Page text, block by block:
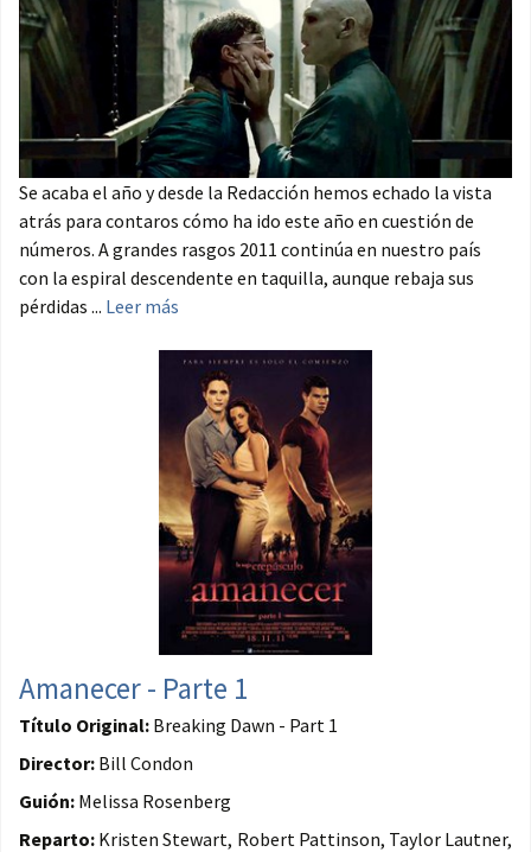
Se acaba el año y desde la Redacción hemos echado la vista
atrás para contaros cómo ha ido este año en cuestión de
números. A grandes rasgos 2011 continúa en nuestro país
con la espiral descendente en taquilla, aunque rebaja sus
pérdidas ... Leer más
Amanecer - Parte 1
Título Original: Breaking Dawn - Part 1
Director: Bill Condon
Guión: Melissa Rosenberg
Reparto: Kristen Stewart, Robert Pattinson, Taylor Lautner,